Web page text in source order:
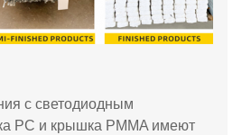
с светодиодным
PC и крышка PMMA имеют